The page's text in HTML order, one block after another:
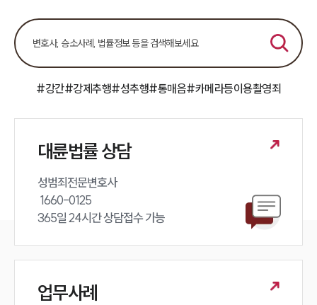
전체
성범죄전문변호사
법률서식
뉴스레터/브로슈어
#강간#강제추행#성추행#통매음#카메라등이용촬영죄
대륜법률 상담
성범죄전문변호사
365일 24시간 상담접수 가능
업무사례